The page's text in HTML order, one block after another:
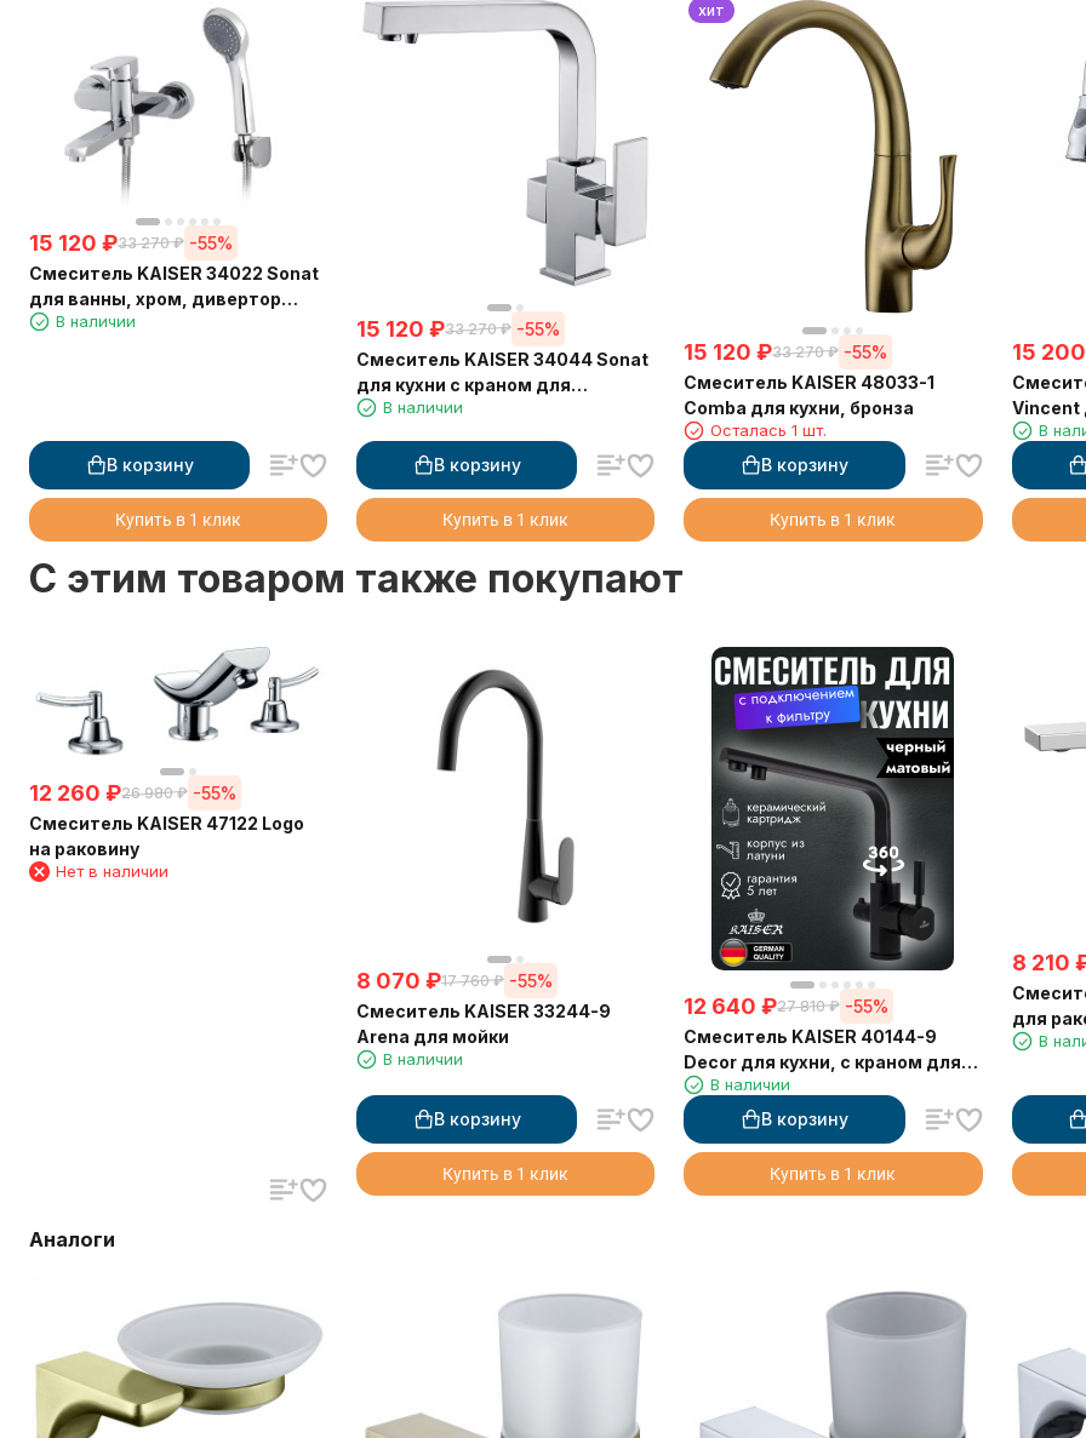
15 120 ₽33 270 ₽ -55%
Смеситель KAISER 34022 Sonat
для ванны, хром, дивертор
6020В наличии
В корзину
Купить в 1 клик
15 120 ₽33 270 ₽ -55%
Смеситель KAISER 34044 Sonat
для кухни с краном для
питьевой воды (кран-букса
В наличии
В корзину
Купить в 1 клик
хит
15 120 ₽33 270 ₽ -55%
Смеситель KAISER 48033-1
Comba для кухни, бронза
Осталась 1 шт.
В корзину
Купить в 1 клик
15 200
Vincent
Sensor
В
C этим товаром также покупают
12 260 ₽26 980 ₽ -55%
Смеситель KAISER 47122 Logo
на раковину
Нет в наличии
8 070 ₽17 760 ₽ -55%
Смеситель KAISER 33244-9
Arena для мойки
В наличии
В корзину
Купить в 1 клик
12 640 ₽27 810 ₽ -55%
Смеситель KAISER 40144-9
Decor для кухни, с краном для
питьевой воды, черный
матовый
В наличии
В корзину
Купить в 1 клик
8 210
для
В
Аналоги